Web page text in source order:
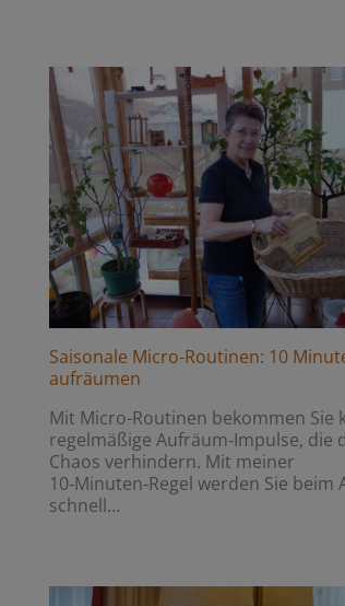
Saisonale Micro-Routinen: 10
aufräumen
Mit Micro-Routinen bekommen Sie
regelmäßige Aufräum‑Impulse, die
Chaos verhindern. Mit meiner
10‑Minuten‑Regel werden Sie beim
schnell…